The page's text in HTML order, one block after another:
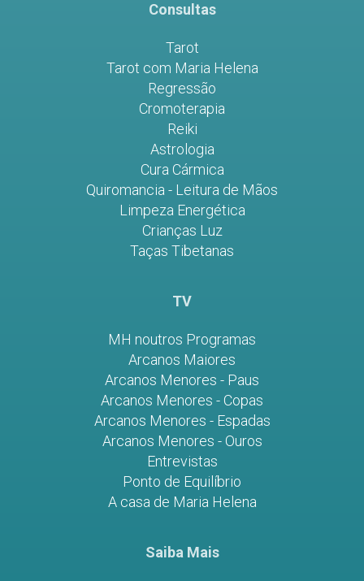
Consultas
Tarot
Tarot com Maria Helena
Regressão
Cromoterapia
Reiki
Astrologia
Cura Cármica
Quiromancia - Leitura de Mãos
Limpeza Energética
Crianças Luz
Taças Tibetanas
TV
MH noutros Programas
Arcanos Maiores
Arcanos Menores - Paus
Arcanos Menores - Copas
Arcanos Menores - Espadas
Arcanos Menores - Ouros
Entrevistas
Ponto de Equilíbrio
A casa de Maria Helena
Saiba Mais